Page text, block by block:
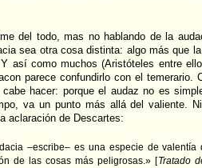
del todo, mas no hablando de la
sea otra cosa distinta: algo más que
así como muchos (Aristóteles entre
parece confundirlo con el temerario.
hacer: porque el audaz no es
va un punto más allá del valiente.
aclaración de Descartes:
–escribe– es una especie de
de las cosas más peligrosas.» [Tratado